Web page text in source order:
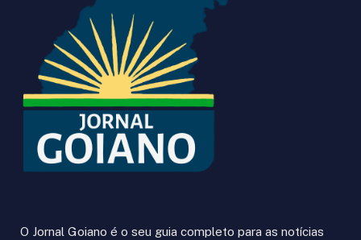
O Jornal Goiano é o seu guia completo para as notícias